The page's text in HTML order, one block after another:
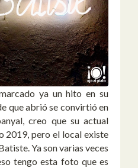
ya un hito en su
que abrió se convirtió en
creo que su actual
2019, pero el local existe
Ya son varias veces
tengo esta foto que es